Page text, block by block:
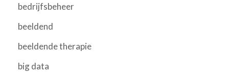
bedrijfsbeheer
beeldend
beeldende therapie
big data